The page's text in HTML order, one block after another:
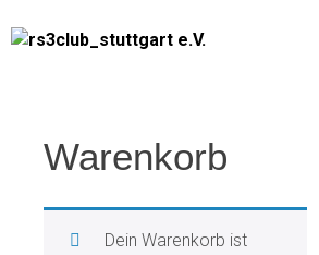
Warenkorb
Dein Warenkorb ist